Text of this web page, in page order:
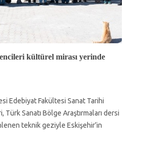
kültürel mirası yerinde
Edebiyat Fakültesi Sanat Tarihi
Sanatı Bölge Araştırmaları dersi
teknik geziyle Eskişehir’in